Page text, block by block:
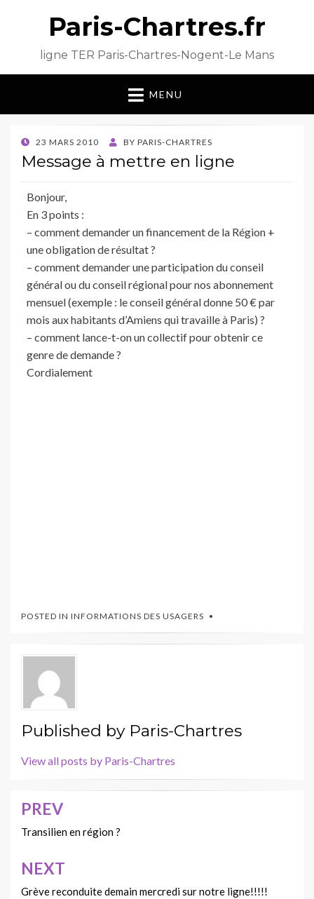
Paris-Chartres.fr
ligne TER Paris-Chartres-Nogent-Le Mans
MENU
POSTED
ON
23 MARS 2010 BY PARIS-CHARTRES
Message à mettre en ligne
Bonjour,
En 3 points :
– comment demander un financement de la Région +
une obligation de résultat ?
– comment demander une participation du conseil
général ou du conseil régional pour nos abonnement
mensuel (exemple : le conseil général donne 50 € par
mois aux habitants d’Amiens qui travaille à Paris) ?
– comment lance-t-on un collectif pour obtenir ce
genre de demande ?
Cordialement
POSTED IN INFORMATIONS DES USAGERS
Published by Paris-Chartres
View all posts by Paris-Chartres
Navigation
de
l’article
PREV
Transilien en région ?
NEXT
Grève reconduite demain mercredi sur notre ligne!!!!!